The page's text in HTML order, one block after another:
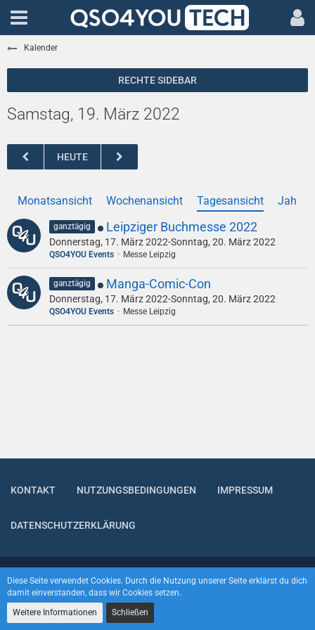
Kalender
Samstag, 19. März 2022
HEUTE
Monatsansicht Wochenansicht Tagesansicht
ganztägig Leipziger Buchmesse 2022
Donnerstag, 17. März 2022-Sonntag, 20. März 2022
QSO4YOU Events Messe Leipzig
ganztägig Manga-Comic-Con
Donnerstag, 17. März 2022-Sonntag, 20. März 2022
QSO4YOU Events Messe Leipzig
KONTAKT NUTZUNGSBEDINGUNGEN IMPRESSUM
DATENSCHUTZERKLÄRUNG
Community-Software:WoltLab Suite™
Diese Seite verwendet Cookies. Durch die Nutzung unserer Seite erklärst du dich
damit einverstanden, dass wir Cookies setzen.
Weitere Informationen
Schließen